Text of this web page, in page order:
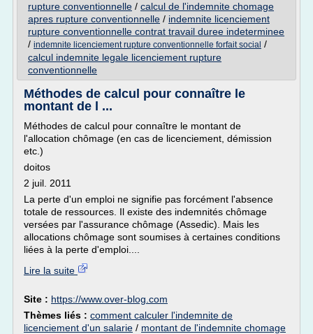
rupture conventionnelle / calcul de l'indemnite chomage
apres rupture conventionnelle / indemnite licenciement
rupture conventionnelle contrat travail duree indeterminee
/ indemnite licenciement rupture conventionnelle forfait social /
calcul indemnite legale licenciement rupture
conventionnelle
Méthodes de calcul pour connaître le
montant de l ...
Méthodes de calcul pour connaître le montant de
l'allocation chômage (en cas de licenciement, démission
etc.)
doitos
2 juil. 2011
La perte d'un emploi ne signifie pas forcément l'absence
totale de ressources. Il existe des indemnités chômage
versées par l'assurance chômage (Assedic). Mais les
allocations chômage sont soumises à certaines conditions
liées à la perte d'emploi....
Lire la suite
Site : https://www.over-blog.com
Thèmes liés : comment calculer l'indemnite de
licenciement d'un salarie / montant de l'indemnite chomage